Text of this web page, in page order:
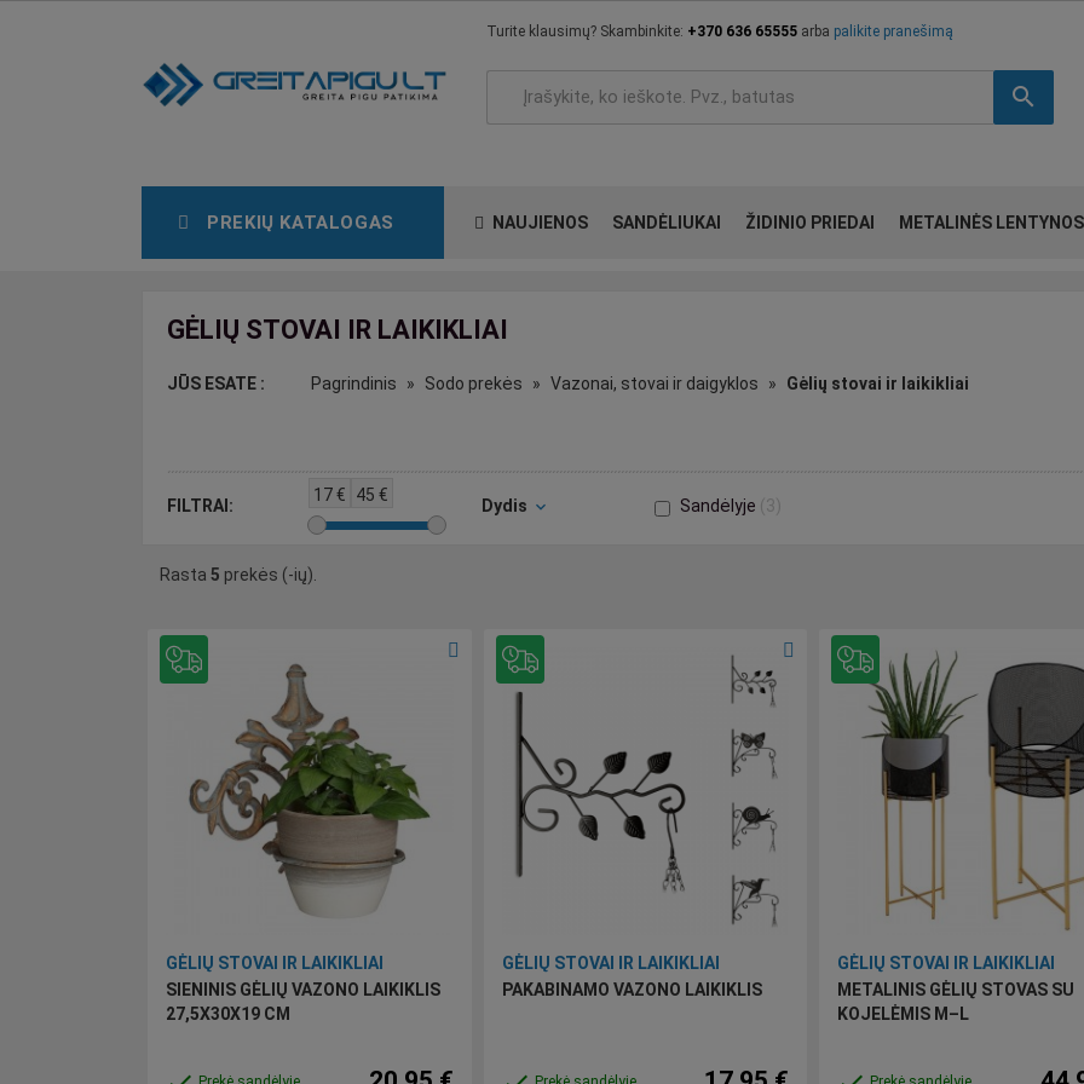
Turite klausimų? Skambinkite: +370 636 65555 arba palikite pranešimą
search
PREKIŲ KATALOGAS NAUJIENOS SANDĖLIUKAI ŽIDINIO PRIEDAI METALINĖS LENTYNOS
GĖLIŲ STOVAI IR LAIKIKLIAI
JŪS ESATE : Pagrindinis Sodo prekės Vazonai, stovai ir daigyklos Gėlių stovai ir laikikliai
FILTRAI:
17 € 45 €
Dydis expand_more Sandėlyje 3
Rasta 5 prekės (-ių).
GĖLIŲ STOVAI IR LAIKIKLIAI
SIENINIS GĖLIŲ VAZONO LAIKIKLIS
27,5X30X19 CM
GĖLIŲ STOVAI IR LAIKIKLIAI
PAKABINAMO VAZONO LAIKIKLIS
GĖLIŲ STOVAI IR LAIKIKLIAI
METALINIS GĖLIŲ STOVAS SU
KOJELĖMIS M–L